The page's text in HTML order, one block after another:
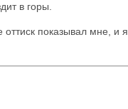
в горы.
показывал мне, и я